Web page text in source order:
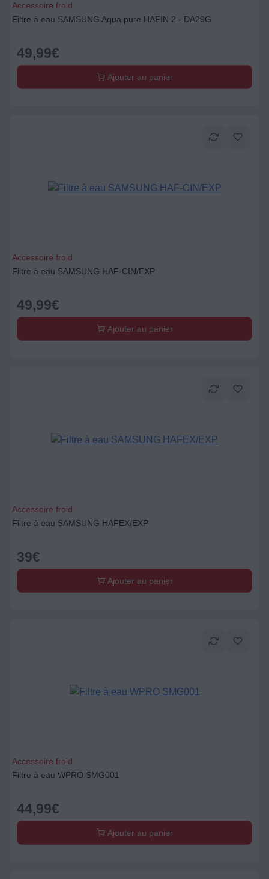
Accessoire froid
Filtre à eau SAMSUNG Aqua pure HAFIN 2 - DA29G
49,99€
Ajouter au panier
Accessoire froid
Filtre à eau SAMSUNG HAF-CIN/EXP
49,99€
Ajouter au panier
Accessoire froid
Filtre à eau SAMSUNG HAFEX/EXP
39€
Ajouter au panier
Accessoire froid
Filtre à eau WPRO SMG001
44,99€
Ajouter au panier